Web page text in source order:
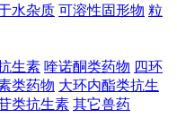
水杂质 可溶性固形物 粒
生素 喹诺酮类药物 四环
类药物 大环内酯类抗生
类抗生素 其它兽药